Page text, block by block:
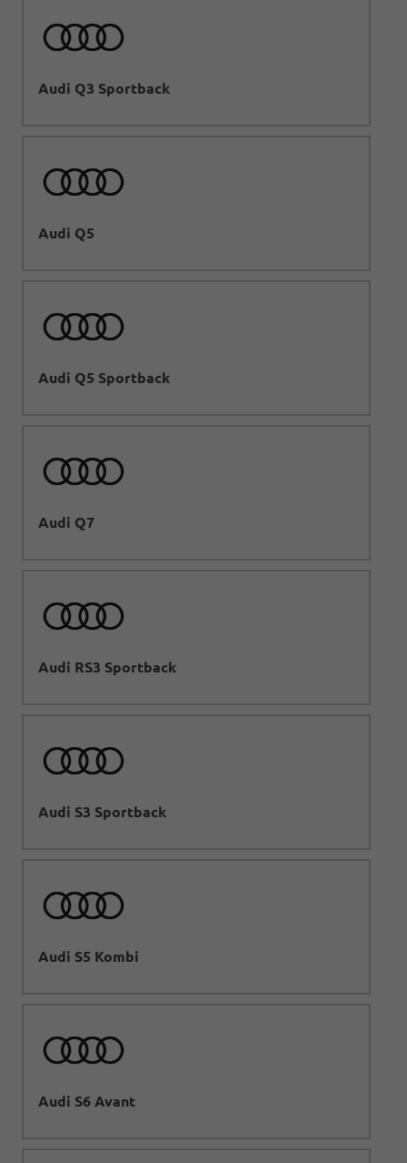
Audi Q3 Sportback
Audi Q5
Audi Q5 Sportback
Audi Q7
Audi RS3 Sportback
Audi S3 Sportback
Audi S5 Kombi
Audi S6 Avant